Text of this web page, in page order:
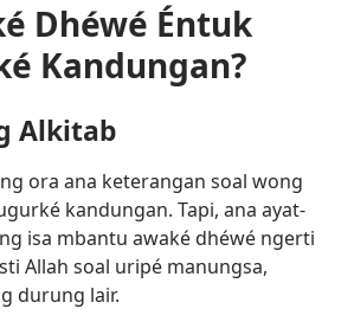
Dhéwé Éntuk
Kandungan?
Alkitab
ora ana keterangan soal wong
kandungan. Tapi, ana ayat-
isa mbantu awaké dhéwé ngerti
Allah soal uripé manungsa,
durung lair.